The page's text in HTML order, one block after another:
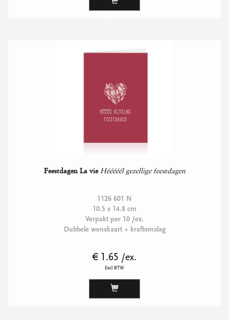
Feestdagen La vie Hééééél gezellige feestdagen
1126 601 N
10.5 x 14.8 cm
Verpakt per 10 /ex.
Dubbele wenskaart + kraftomslag
€ 1.65 /ex.
Excl BTW